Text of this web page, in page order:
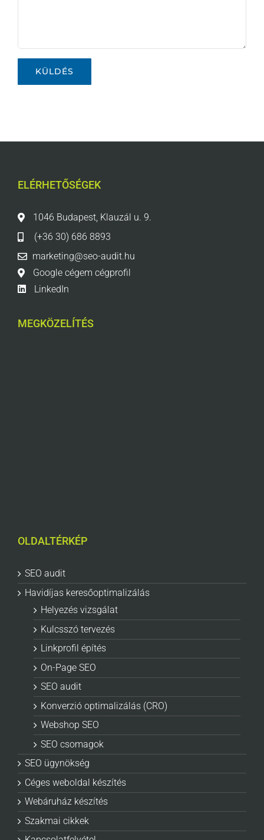
ELÉRHETŐSÉGEK
1046 Budapest, Klauzál u. 9.
(+36 30) 686 8893
marketing@seo-audit.hu
Google cégem cégprofil
LinkedIn
MEGKÖZELÍTÉS
OLDALTÉRKÉP
SEO audit
Havidíjas keresőoptimalizálás
Helyezés vizsgálat
Kulcsszó tervezés
Linkprofil építés
On-Page SEO
SEO audit
Konverzió optimalizálás (CRO)
Webshop SEO
SEO csomagok
SEO ügynökség
Céges weboldal készítés
Webáruház készítés
Szakmai cikkek